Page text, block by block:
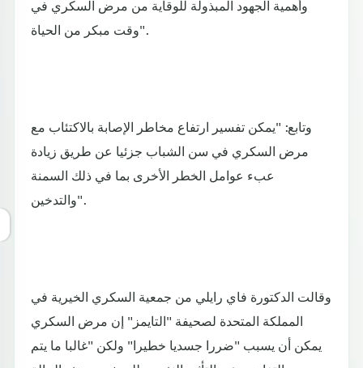
وأهمية الجهود المبذولة للوقاية من مرض السكري في
وقت مبكر من الحياة".
وتابع: "يمكن تفسير ارتفاع مخاطر الإصابة بالاكتئاب مع
مرض السكري في سن الشباب جزئيا عن طريق زيادة
عبء عوامل الخطر الأخرى بما في ذلك السمنة
والتدخين".
وقالت الدكتورة فاي رايلي من جمعية السكري الخيرية في
المملكة المتحدة لصحيفة "التايمز" إن مرض السكري
يمكن أن يسبب "ضررا جسديا خطيرا" ولكن "غالبا ما يتم